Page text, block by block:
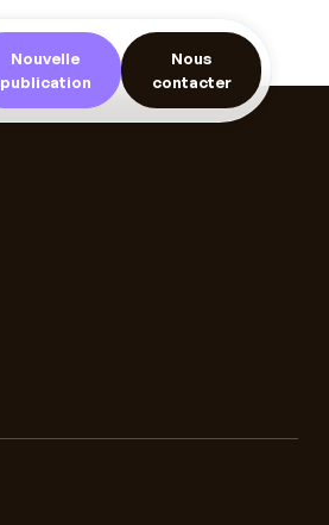
Nouvelle
publication
Nous
contacter